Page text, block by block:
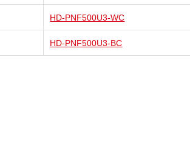
HD-PNF500U3-WC
HD-PNF500U3-BC